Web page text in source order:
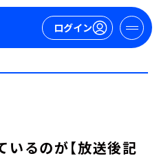
ログイン
いるのが【放送後記